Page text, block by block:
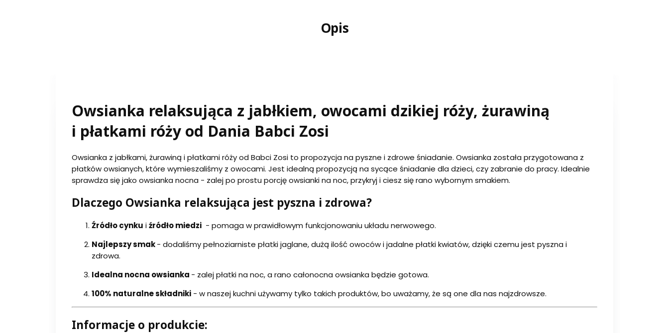
Opis
Owsianka relaksująca z jabłkiem, owocami dzikiej róży, żurawiną
i płatkami róży od Dania Babci Zosi
Owsianka z jabłkami, żurawiną i płatkami róży od Babci Zosi to propozycja na pyszne i zdrowe śniadanie. Owsianka została przygotowana z
płatków owsianych, które wymieszaliśmy z owocami. Jest idealną propozycją na sycące śniadanie dla dzieci, czy zabranie do pracy. Idealnie
sprawdza się jako owsianka nocna - zalej po prostu porcję owsianki na noc, przykryj i ciesz się rano wybornym smakiem.
Dlaczego Owsianka relaksująca jest pyszna i zdrowa?
Źródło cynku iźródło miedzi - pomaga w prawidłowym funkcjonowaniu układu nerwowego.
Najlepszy smak- dodaliśmy pełnoziarniste płatki jaglane, dużą ilość owoców i jadalne płatki kwiatów, dzięki czemu jest pyszna i
zdrowa.
Idealna nocna owsianka - zalej płatki na noc, a rano całonocna owsianka będzie gotowa.
100% naturalne składniki - w naszej kuchni używamy tylko takich produktów, bo uważamy, że są one dla nas najzdrowsze.
Informacje o produkcie: